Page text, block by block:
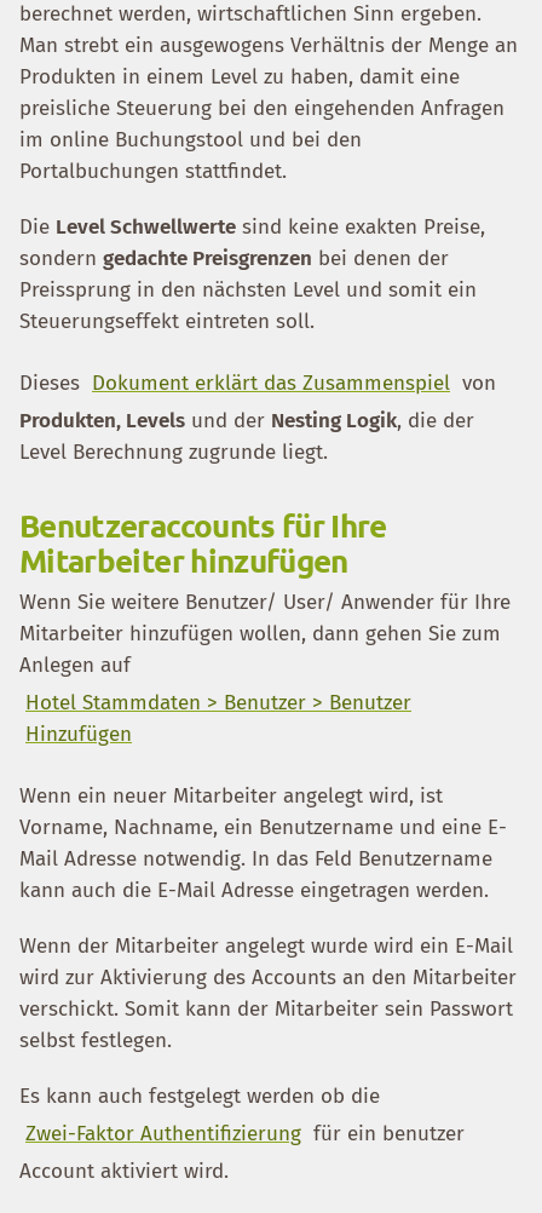
berechnet werden, wirtschaftlichen Sinn ergeben.
Man strebt ein ausgewogens Verhältnis der Menge an
Produkten in einem Level zu haben, damit eine
preisliche Steuerung bei den eingehenden Anfragen
im online Buchungstool und bei den
Portalbuchungen stattfindet.
Die Level Schwellwerte sind keine exakten Preise,
sondern gedachte Preisgrenzen bei denen der
Preissprung in den nächsten Level und somit ein
Steuerungseffekt eintreten soll.
Dieses Dokument erklärt das Zusammenspiel von
Produkten, Levels und der Nesting Logik, die der
Level Berechnung zugrunde liegt.
Benutzeraccounts für Ihre
Mitarbeiter hinzufügen
Wenn Sie weitere Benutzer/ User/ Anwender für Ihre
Mitarbeiter hinzufügen wollen, dann gehen Sie zum
Anlegen auf
Hotel Stammdaten > Benutzer > Benutzer
Hinzufügen
Wenn ein neuer Mitarbeiter angelegt wird, ist
Vorname, Nachname, ein Benutzername und eine E-
Mail Adresse notwendig. In das Feld Benutzername
kann auch die E-Mail Adresse eingetragen werden.
Wenn der Mitarbeiter angelegt wurde wird ein E-Mail
wird zur Aktivierung des Accounts an den Mitarbeiter
verschickt. Somit kann der Mitarbeiter sein Passwort
selbst festlegen.
Es kann auch festgelegt werden ob die
Zwei-Faktor Authentifizierung für ein benutzer
Account aktiviert wird.